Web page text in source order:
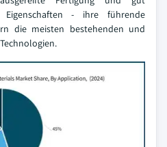
Eigenschaften - ihre führende
die meisten bestehenden und